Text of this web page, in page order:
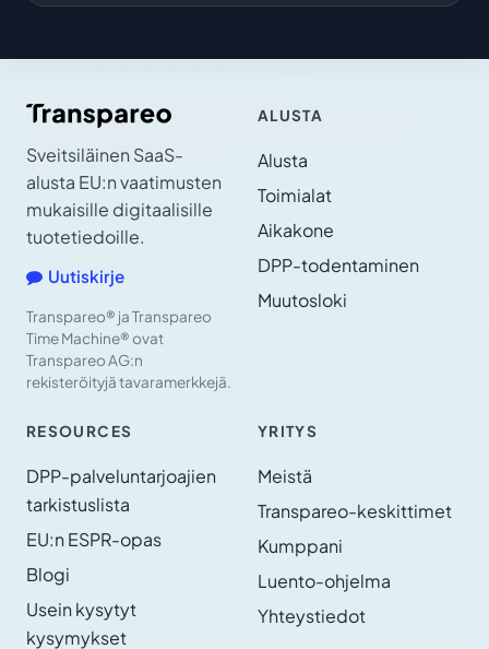
Sveitsiläinen SaaS-
alusta EU:n vaatimusten
mukaisille digitaalisille
tuotetiedoille.
Uutiskirje
Transpareo® ja Transpareo
Time Machine® ovat
Transpareo AG:n
rekisteröityjä tavaramerkkejä.
ALUSTA
Alusta
Toimialat
Aikakone
DPP-todentaminen
Muutosloki
RESOURCES
DPP-palveluntarjoajien
tarkistuslista
EU:n ESPR-opas
Blogi
Usein kysytyt
kysymykset
YRITYS
Meistä
Transpareo-keskittimet
Kumppani
Luento-ohjelma
Yhteystiedot